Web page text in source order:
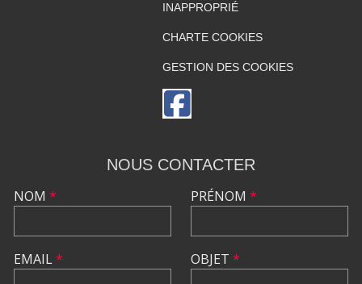
INAPPROPRIÉ
CHARTE COOKIES
GESTION DES COOKIES
NOUS CONTACTER
NOM *
EMAIL*
PRÉNOM *
OBJET *